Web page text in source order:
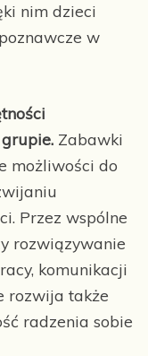
nim dzieci
w
Zabawki
możliwości do
Przez wspólne
rozwiązywanie
komunikacji
rozwija także
radzenia sobie